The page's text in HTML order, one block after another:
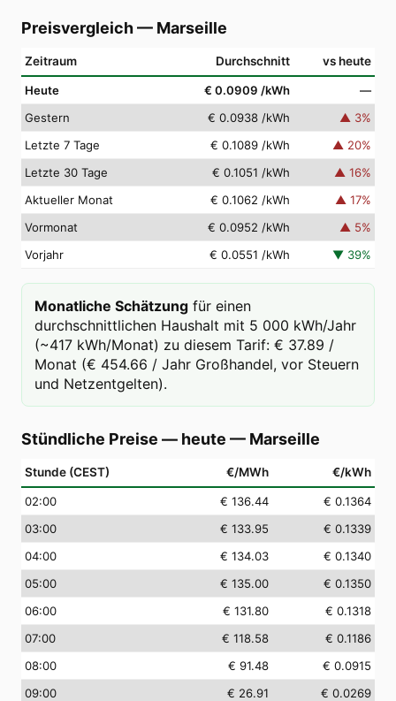
Preisvergleich— Marseille
Zeitraum Durchschnitt vs heute
Heute € 0.0909 /kWh
—
Gestern
€ 0.0938 /kWh ▲ 3%
Letzte 7 Tage
€ 0.1089 /kWh ▲ 20%
Letzte 30 Tage
€ 0.1051 /kWh ▲ 16%
Aktueller Monat
€ 0.1062 /kWh ▲ 17%
Vormonat
€ 0.0952 /kWh ▲ 5%
Vorjahr
€ 0.0551 /kWh ▼ 39%
Monatliche Schätzung für einen
durchschnittlichen Haushalt mit 5 000 kWh/Jahr
(~417 kWh/Monat) zu diesem Tarif: € 37.89 /
Monat (€ 454.66 / Jahr Großhandel, vor Steuern
und Netzentgelten).
Stündliche Preise — heute — Marseille
Stunde (CEST) €/MWh €/kWh
02:00 € 136.44
€ 0.1364
03:00 € 133.95
€ 0.1339
04:00 € 134.03
€ 0.1340
05:00 € 135.00
€ 0.1350
06:00 € 131.80
€ 0.1318
07:00 € 118.58
€ 0.1186
08:00 € 91.48
€ 0.0915
09:00 € 26.91
€ 0.0269